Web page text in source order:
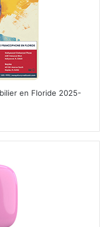
en Floride 2025-